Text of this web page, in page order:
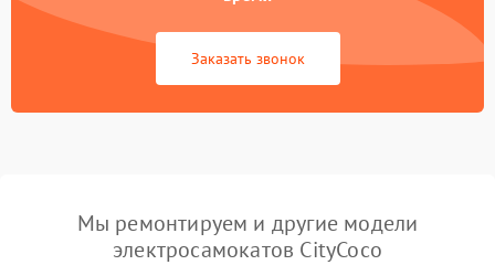
Заказать звонок
Мы ремонтируем и другие модели
электросамокатов CityCoco